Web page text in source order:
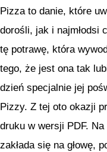
Pizza to danie, które
dorośli, jak i najmłodsi
tę potrawę, która
tego, że jest ona tak
dzień specjalnie jej
Pizzy. Z tej oto okazji
druku w wersji PDF.
zakłada się na głowę,